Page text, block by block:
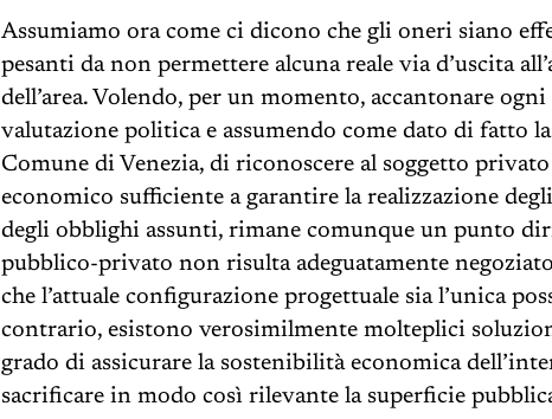
Assumiamo ora come ci dicono che gli oneri siano
pesanti da non permettere alcuna reale via d’uscita
dell’area. Volendo, per un momento, accantonare
valutazione politica e assumendo come dato di fatto
Comune di Venezia, di riconoscere al soggetto
economico sufficiente a garantire la realizzazione
degli obblighi assunti, rimane comunque un punto
pubblico-privato non risulta adeguatamente
che l’attuale configurazione progettuale sia l’unica
contrario, esistono verosimilmente molteplici
grado di assicurare la sostenibilità economica
sacrificare in modo così rilevante la superficie